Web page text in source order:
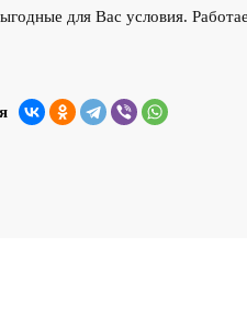
для Вас условия.